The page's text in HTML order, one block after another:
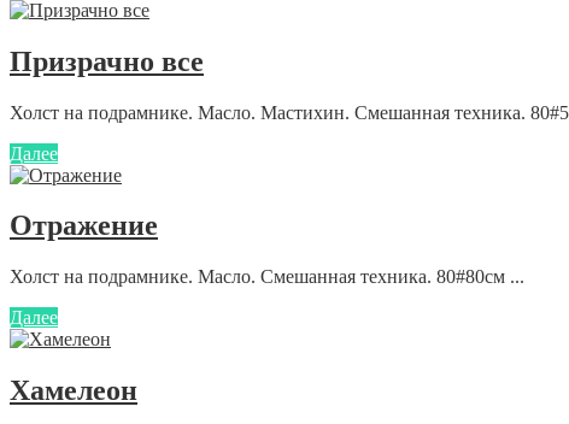
Призрачно все
Холст на подрамнике. Масло. Мастихин. Смешанная техника.
Далее
Отражение
Холст на подрамнике. Масло. Смешанная техника. 80#80см ...
Далее
Хамелеон